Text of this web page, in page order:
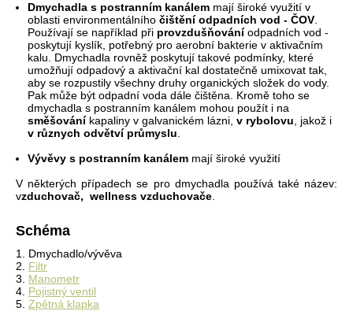
Dmychadla s postranním kanálem mají široké využití v
oblasti environmentálního čištění odpadních vod - ČOV
Používají se například při provzdušňování odpadních vod -
poskytují kyslík potřebný pro aerobní bakterie v aktivačním
kalu
Dmychadla rovněž poskytují takové podmínky, které
umožňují odpadový a aktivační kal dostatečně umixovat tak
aby se rozpustily všechny druhy organických složek do vody.
Pak může být odpadní voda dále čištěna. Kromě toho se
dmychadla s postranním kanálem mohou použít i na
směšování kapaliny v galvanickém lázni v rybolovu , jakož i
v různych odvětví průmyslu
Vývěvy s postranním kanálem mají široké využití
V některých případech se pro dmychadla používá také název:
vzduchovač, wellness vzduchovače
Schéma
1. Dmychadlo/vývěva
2. Filtr
3. Manometr
4. Pojistný ventil
5. Zpětná klapka